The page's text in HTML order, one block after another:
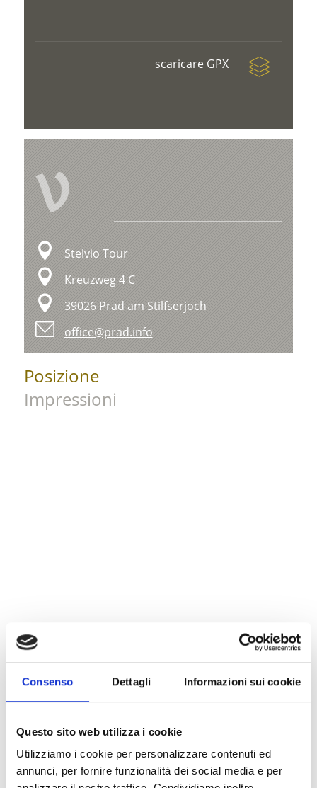
Consenso Dettagli Informazioni sui cookie
Questo sito web utilizza i cookie
Utilizziamo i cookie per personalizzare contenuti ed
annunci, per fornire funzionalità dei social media e per
scaricare GPX
V
Stelvio Tour
Kreuzweg 4 C
39026 Prad am Stilfserjoch
office@prad.info
Posizione
Impressioni